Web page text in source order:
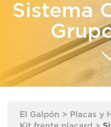
Sistema
El Galpón > Placas y